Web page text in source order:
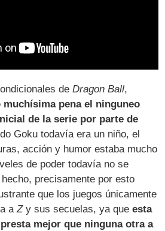
deDragon Ball,
muchísima pena el ninguneo
de la serie por parte de
Goku todavía era un niño, el
acción y humor estaba mucho
de poder todavía no se
precisamente por esto
que los juegos únicamente
aZy sus secuelas, ya queesta
mejor que ninguna otra a